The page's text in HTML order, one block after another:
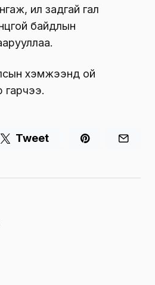
ил задгай гал
байдлын
хэмжээнд ой
гарчээ.
Tweet